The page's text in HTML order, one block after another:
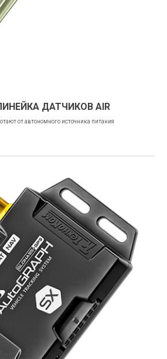
ДАТЧИКОВ AIR
от автономного источника питания